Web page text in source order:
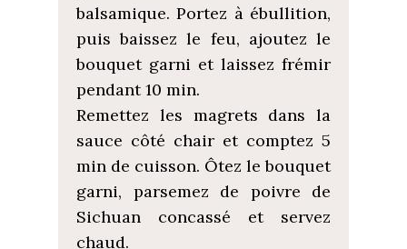
balsamique. Portez à ébullition,
puis baissez le feu, ajoutez le
bouquet garni et laissez frémir
pendant 10 min.
Remettez les magrets dans la
sauce côté chair et comptez 5
min de cuisson. Ôtez le bouquet
garni, parsemez de poivre de
Sichuan concassé et servez
chaud.